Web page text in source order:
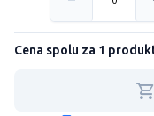
Cena spolu za 1